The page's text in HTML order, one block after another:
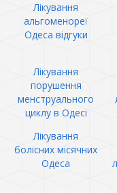
Лікування
альгоменореї
Одеса відгуки
Лікування
порушення
менструального
циклу в Одесі
Лікування
болісних місячних
Одеса